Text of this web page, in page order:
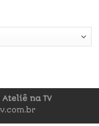
Ateliê na TV